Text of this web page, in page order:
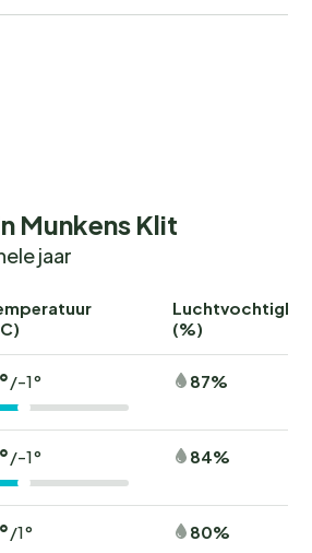
Munkens Klit
jaar
(%)
/-1° 87%
/-1° 84%
/1° 80%